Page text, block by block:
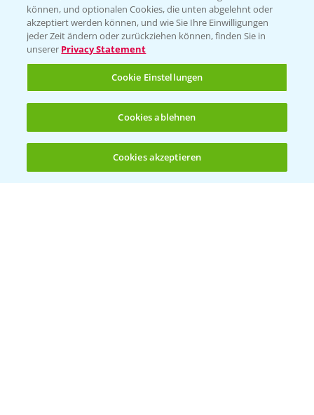
(noch 4)
Wetter Aktuell
BROSCHÜREN
Saatgut
Sonderkulturen
Verantwortung & Sorgfalt
können, und optionalen Cookies, die unten abgelehnt oder
akzeptiert werden können, und wie Sie Ihre Einwilligungen
jeder Zeit ändern oder zurückziehen können, finden Sie in
unserer Privacy Statement
Cookie Einstellungen
Cookies ablehnen
Cookies akzeptieren